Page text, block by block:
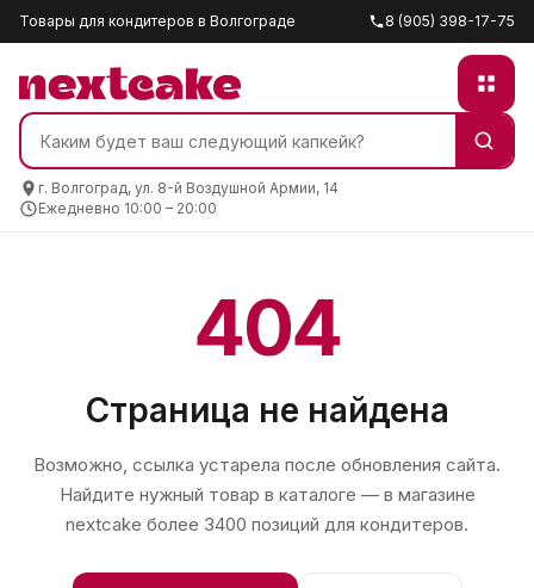
Товары для кондитеров в Волгограде 8 (905) 398-17-75
г. Волгоград, ул. 8-й Воздушной Армии, 14
Ежедневно 10:00 – 20:00
404
Страница не найдена
Возможно, ссылка устарела после обновления сайта.
Найдите нужный товар в каталоге — в магазине
nextcake более 3400 позиций для кондитеров.